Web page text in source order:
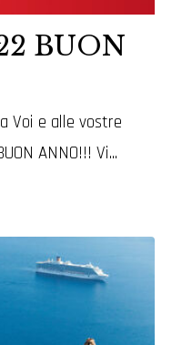
BUON
Voi e alle vostre
ANNO!!! Vi...